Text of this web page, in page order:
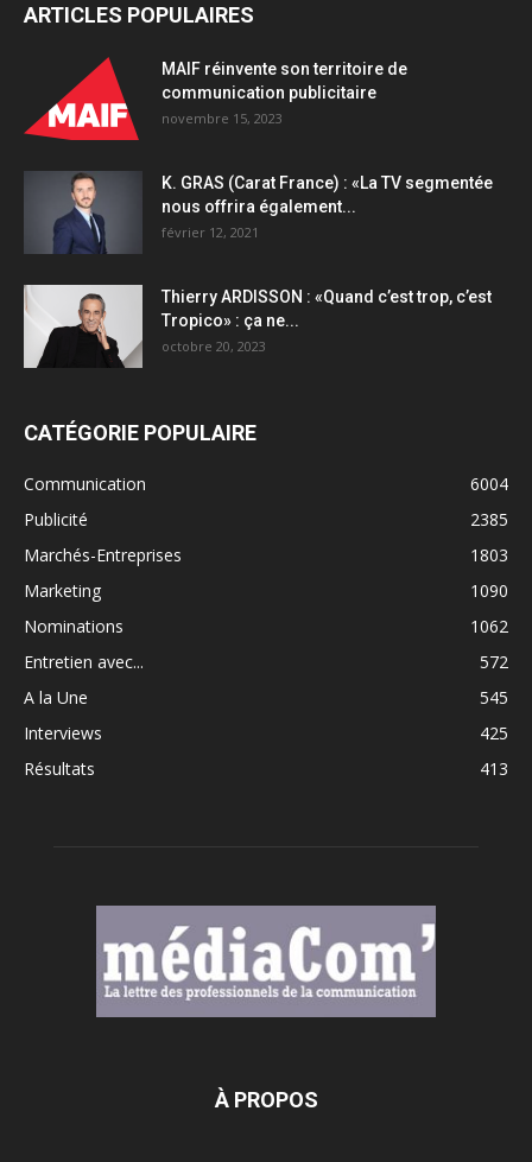
ARTICLES POPULAIRES
MAIF réinvente son territoire de
communication publicitaire
novembre 15, 2023
K. GRAS (Carat France) : «La TV segmentée
nous offrira également...
février 12, 2021
Thierry ARDISSON : «Quand c’est trop, c’est
Tropico» : ça ne...
octobre 20, 2023
CATÉGORIE POPULAIRE
Communication
6004
Publicité
2385
Marchés-Entreprises
1803
Marketing
1090
Nominations
1062
Entretien avec...
572
A la Une
545
Interviews
425
Résultats
413
À PROPOS